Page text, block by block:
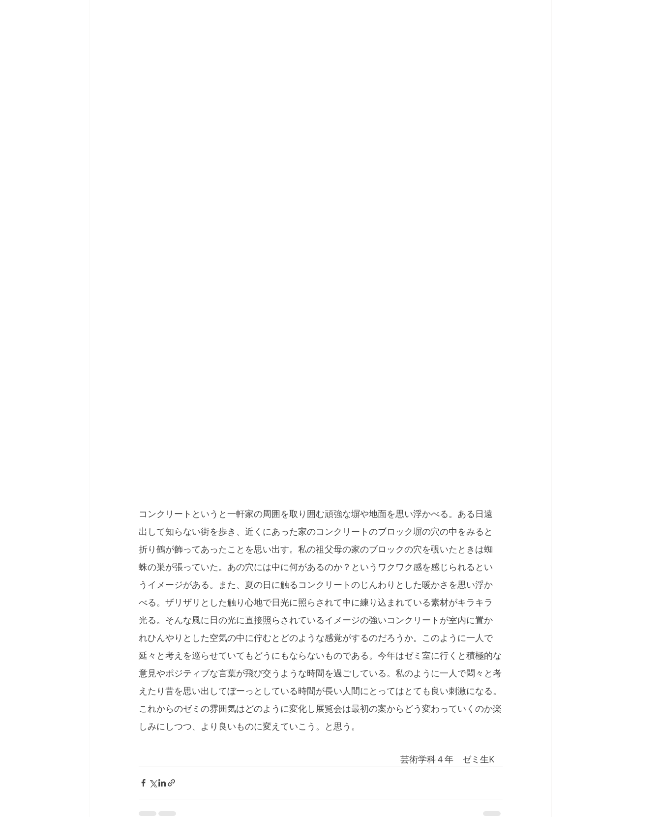
コンクリートというと一軒家の周囲を取り囲む頑強な塀や地面を思い浮かべる。ある日遠
出して知らない街を歩き、近くにあった家のコンクリートのブロック塀の穴の中をみると
折り鶴が飾ってあったことを思い出す。私の祖父母の家のブロックの穴を覗いたときは蜘
蛛の巣が張っていた。あの穴には中に何があるのか？というワクワク感を感じられるとい
うイメージがある。また、夏の日に触るコンクリートのじんわりとした暖かさを思い浮か
べる。ザリザリとした触り心地で日光に照らされて中に練り込まれている素材がキラキラ
光る。そんな風に日の光に直接照らされているイメージの強いコンクリートが室内に置か
れひんやりとした空気の中に佇むとどのような感覚がするのだろうか。このように一人で
延々と考えを巡らせていてもどうにもならないものである。今年はゼミ室に行くと積極的な
意見やポジティブな言葉が飛び交うような時間を過ごしている。私のように一人で悶々と考
えたり昔を思い出してぼーっとしている時間が長い人間にとってはとても良い刺激になる。
これからのゼミの雰囲気はどのように変化し展覧会は最初の案からどう変わっていくのか楽
しみにしつつ、より良いものに変えていこう。と思う。
  　　　　　　　　　　　　　　　　　　　　　　　　　　　　　芸術学科４年　ゼミ生K